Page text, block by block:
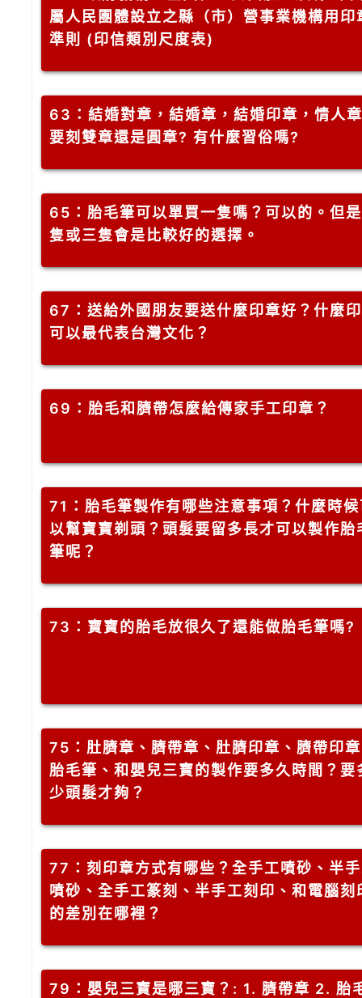
屬人民團體設立之縣（市）營事業機構用印
準則 (印信類別尺度表)
63 ：結婚對章，結婚章，結婚印章，情人
要刻雙章還是圓章? 有什麼習俗嗎?
65 ：胎毛筆可以單買一隻嗎？可以的。但
隻或三隻會是比較好的選擇。
67 ：送給外國朋友要送什麼印章好？什麼
可以最代表台灣文化？
69 ：胎毛和臍帶怎麼給傳家手工印章？
71 ：胎毛筆製作有哪些注意事項？什麼時
以幫寶寶剃頭？頭髮要留多長才可以製作胎
筆呢？
73 ：寶寶的胎毛放很久了還能做胎毛筆嗎?
75 ：肚臍章、臍帶章、肚臍印章、臍帶印
胎毛筆、和嬰兒三寶的製作要多久時間？要
少頭髮才夠？
77 ：刻印章方式有哪些？全手工噴砂、半
噴砂、全手工篆刻、半手工刻印、和電腦刻
的差別在哪裡？
79 ：嬰兒三寶是哪三寶？: 1. 臍帶章 2. 胎